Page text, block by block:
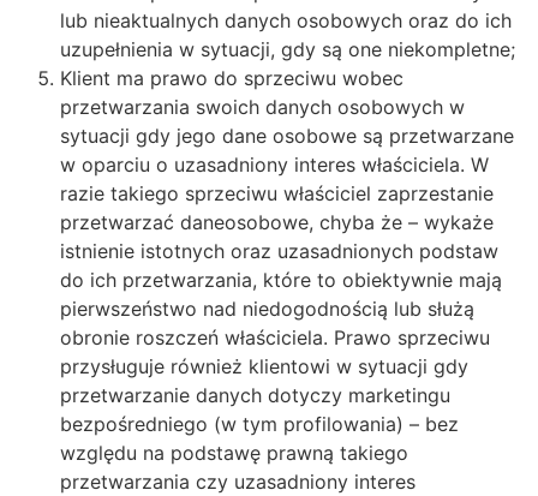
lub nieaktualnych danych osobowych oraz do ich
uzupełnienia w sytuacji, gdy są one niekompletne;
Klient ma prawo do sprzeciwu wobec
przetwarzania swoich danych osobowych w
sytuacji gdy jego dane osobowe są przetwarzane
w oparciu o uzasadniony interes właściciela. W
razie takiego sprzeciwu właściciel zaprzestanie
przetwarzać daneosobowe, chyba że – wykaże
istnienie istotnych oraz uzasadnionych podstaw
do ich przetwarzania, które to obiektywnie mają
pierwszeństwo nad niedogodnością lub służą
obronie roszczeń właściciela. Prawo sprzeciwu
przysługuje również klientowi w sytuacji gdy
przetwarzanie danych dotyczy marketingu
bezpośredniego (w tym profilowania) – bez
względu na podstawę prawną takiego
przetwarzania czy uzasadniony interes